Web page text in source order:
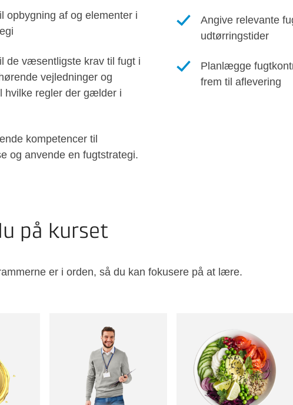
opbygning af og elementer i
de væsentligste krav til fugt i
vejledninger og
hvilke regler der gælder i
kompetencer til
og anvende en fugtstrategi.
Angive relevante
udtørringstider
Planlægge
frem til aflevering
på kurset
er i orden, så du kan fokusere på at lære.